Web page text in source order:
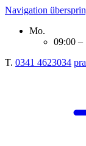
Navigation
Mo.
09:00 –
T. 0341 4623034